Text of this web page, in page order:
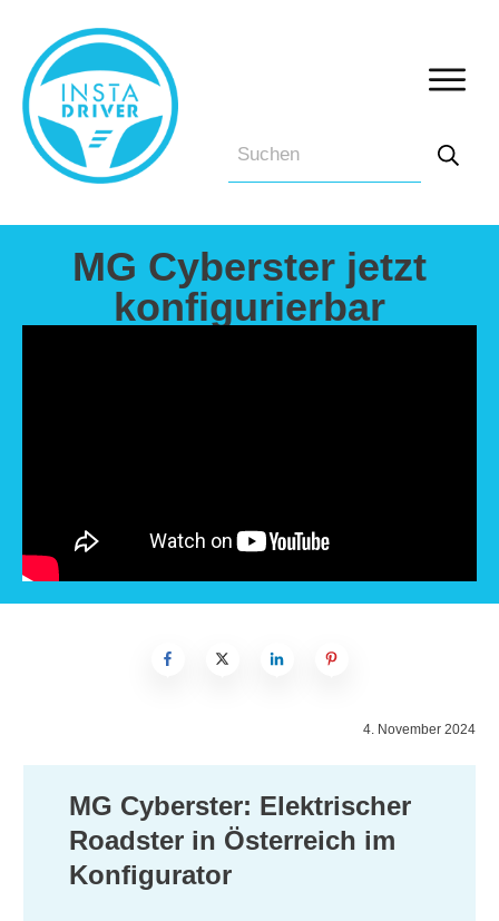
MG Cyberster jetzt
konfigurierbar
4. November 2024
MG Cyberster: Elektrischer
Roadster in Österreich im
Konfigurator